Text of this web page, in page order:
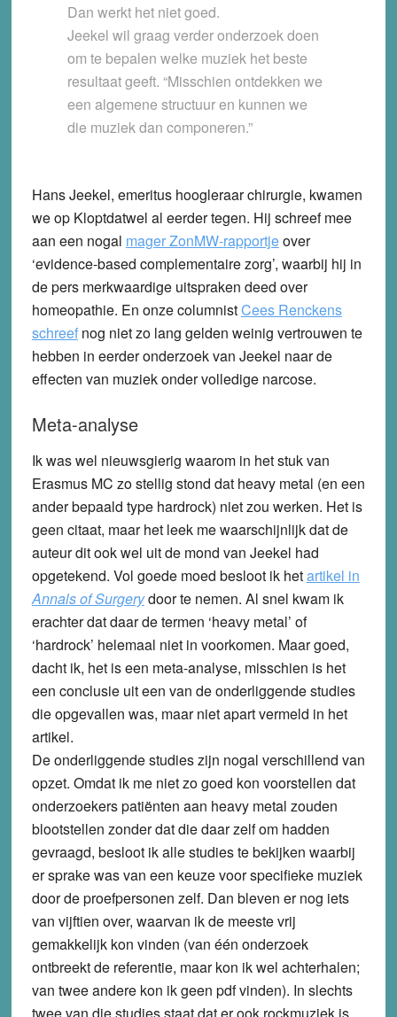
Dan werkt het niet goed.
Jeekel wil graag verder onderzoek doen
om te bepalen welke muziek het beste
resultaat geeft. “Misschien ontdekken we
een algemene structuur en kunnen we
die muziek dan componeren.”
Hans Jeekel, emeritus hoogleraar chirurgie, kwamen
we op Kloptdatwel al eerder tegen. Hij schreef mee
aan een nogal mager ZonMW-rapportjeover
‘evidence-based complementaire zorg’, waarbij hij in
de pers merkwaardige uitspraken deed over
homeopathie. En onze columnistCees Renckens
schreefnog niet zo lang gelden weinig vertrouwen te
hebben in eerder onderzoek van Jeekel naar de
effecten van muziek onder volledige narcose.
Meta-analyse
Ik was wel nieuwsgierig waarom in het stuk van
Erasmus MC zo stellig stond dat heavy metal (en een
ander bepaald type hardrock) niet zou werken. Het is
geen citaat, maar het leek me waarschijnlijk dat de
auteur dit ook wel uit de mond van Jeekel had
opgetekend. Vol goede moed besloot ik hetartikel in
Annals of Surgerydoor te nemen. Al snel kwam ik
erachter dat daar de termen ‘heavy metal’ of
‘hardrock’ helemaal niet in voorkomen. Maar goed,
dacht ik, het is een meta-analyse, misschien is het
een conclusie uit een van de onderliggende studies
die opgevallen was, maar niet apart vermeld in het
artikel.
De onderliggende studies zijn nogal verschillend van
opzet. Omdat ik me niet zo goed kon voorstellen dat
onderzoekers patiënten aan heavy metal zouden
blootstellen zonder dat die daar zelf om hadden
gevraagd, besloot ik alle studies te bekijken waarbij
er sprake was van een keuze voor specifieke muziek
door de proefpersonen zelf. Dan bleven er nog iets
van vijftien over, waarvan ik de meeste vrij
gemakkelijk kon vinden (van één onderzoek
ontbreekt de referentie, maar kon ik wel achterhalen;
van twee andere kon ik geen pdf vinden). In slechts
twee van die studies staat dat er ook rockmuziek is